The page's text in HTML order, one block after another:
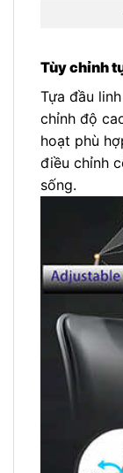
Tùy chỉnh
Tựa đầu
chỉnh độ
hoạt phù
điều chỉnh
sống.